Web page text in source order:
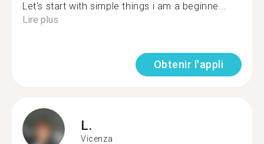
Let's start with simple things i am a beginne...
Lire plus
Obtenir l'appli
L.
Vicenza